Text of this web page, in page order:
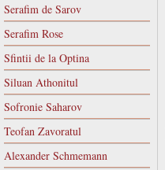
Serafim de Sarov
Serafim Rose
Sfintii de la Optina
Siluan Athonitul
Sofronie Saharov
Teofan Zavoratul
Alexander Schmemann